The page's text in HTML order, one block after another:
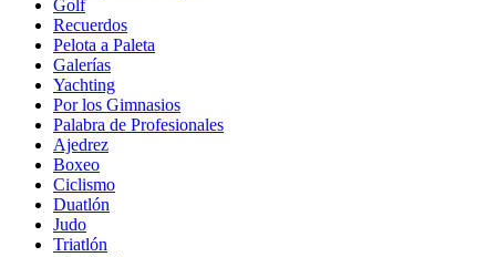
Golf
Recuerdos
Pelota a Paleta
Galerías
Yachting
Por los Gimnasios
Palabra de Profesionales
Ajedrez
Boxeo
Ciclismo
Duatlón
Judo
Triatlón